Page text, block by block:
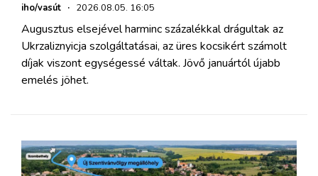
iho/vasút · 2026.08.05. 16:05
Augusztus elsejével harminc százalékkal drágultak az
Ukrzaliznyicja szolgáltatásai, az üres kocsikért számolt
díjak viszont egységessé váltak. Jövő januártól újabb
emelés jöhet.